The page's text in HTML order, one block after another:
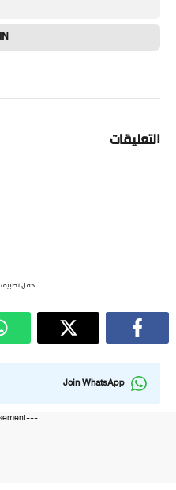
التعليقات
حمل تطبيق newspoots
Join WhatsApp
---Advertisement---